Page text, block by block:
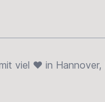
viel ❤ in Hannover,